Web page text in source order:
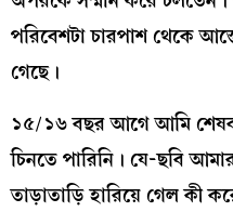
পরিবেশটা চারপাশ থেকে
গেছে।
১৫/১৬ বছর আগে আমি
চিনতে পারিনি। যে-ছবি
তাড়াতাড়ি হারিয়ে গেল কী